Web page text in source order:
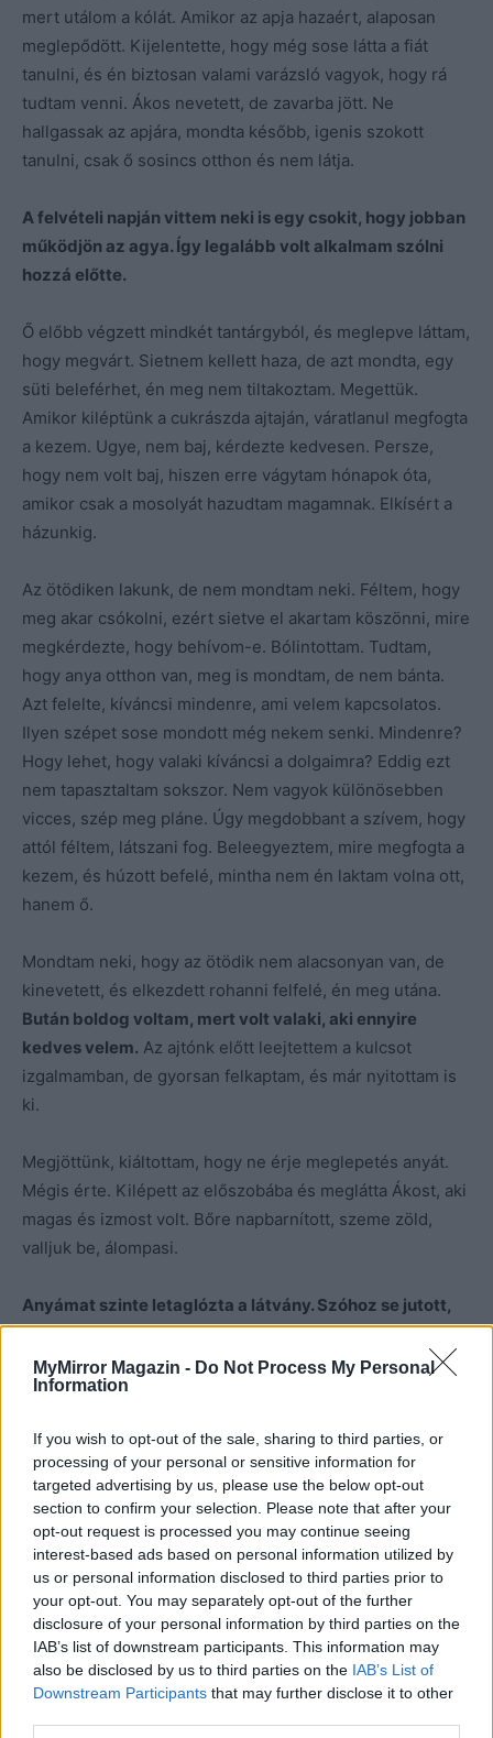
MyMirror Magazin - Do Not Process My Personal
Information
If you wish to opt-out of the sale, sharing to third parties, or
processing of your personal or sensitive information for
targeted advertising by us, please use the below opt-out
section to confirm your selection. Please note that after your
opt-out request is processed you may continue seeing
interest-based ads based on personal information utilized by
us or personal information disclosed to third parties prior to
your opt-out. You may separately opt-out of the further
disclosure of your personal information by third parties on the
IAB’s list of downstream participants. This information may
also be disclosed by us to third parties on the IAB’s List of
Downstream Participants that may further disclose it to other
mert utálom a kólát. Amikor az apja hazaért, alaposan
meglepődött. Kijelentette, hogy még sose látta a fiát
tanulni, és én biztosan valami varázsló vagyok, hogy rá
tudtam venni. Ákos nevetett, de zavarba jött. Ne
hallgassak az apjára, mondta később, igenis szokott
tanulni, csak ő sosincs otthon és nem látja.
A felvételi napján vittem neki is egy csokit, hogy jobban
működjön az agya. Így legalább volt alkalmam szólni
hozzá előtte.
Ő előbb végzett mindkét tantárgyból, és meglepve láttam,
hogy megvárt. Sietnem kellett haza, de azt mondta, egy
süti beleférhet, én meg nem tiltakoztam. Megettük.
Amikor kiléptünk a cukrászda ajtaján, váratlanul megfogta
a kezem. Ugye, nem baj, kérdezte kedvesen. Persze,
hogy nem volt baj, hiszen erre vágytam hónapok óta,
amikor csak a mosolyát hazudtam magamnak. Elkísért a
házunkig.
Az ötödiken lakunk, de nem mondtam neki. Féltem, hogy
meg akar csókolni, ezért sietve el akartam köszönni, mire
megkérdezte, hogy behívom-e. Bólintottam. Tudtam,
hogy anya otthon van, meg is mondtam, de nem bánta.
Azt felelte, kíváncsi mindenre, ami velem kapcsolatos.
Ilyen szépet sose mondott még nekem senki. Mindenre?
Hogy lehet, hogy valaki kíváncsi a dolgaimra? Eddig ezt
nem tapasztaltam sokszor. Nem vagyok különösebben
vicces, szép meg pláne. Úgy megdobbant a szívem, hogy
attól féltem, látszani fog. Beleegyeztem, mire megfogta a
kezem, és húzott befelé, mintha nem én laktam volna ott,
hanem ő.
Mondtam neki, hogy az ötödik nem alacsonyan van, de
kinevetett, és elkezdett rohanni felfelé, én meg utána.
Bután boldog voltam, mert volt valaki, aki ennyire
kedves velem. Az ajtónk előtt leejtettem a kulcsot
izgalmamban, de gyorsan felkaptam, és már nyitottam is
ki.
Megjöttünk, kiáltottam, hogy ne érje meglepetés anyát.
Mégis érte. Kilépett az előszobába és meglátta Ákost, aki
magas és izmost volt. Bőre napbarnított, szeme zöld,
valljuk be, álompasi.
Anyámat szinte letaglózta a látvány. Szóhoz se jutott,
ez elég fura volt.
És ettől a pillanattól kezdve megnyílt a pokol. Szerettem
lehessünk, de nem lehetett. Anya szóval tartott
mindkettőnket, nevetgélt, heherészett, és megállás
nélkül faggatta Ákost a dolgairól. Kávét főzött nekünk,
aztán megkérdezte, hogy kérünk-e sört vagy valami
erősebbet. Úgy néztem rá, mint, akinek elment az esze.
Ákos is tiltakozott, majd bejelentette, hogy neki mennie
kell, de örül, hogy hazakísérhetett engem.
Anya arca egyszeriben megváltozott. Kihalt róla a jókedv,
és amikor becsukódott az ajtó, csak annyit kérdezett, mit